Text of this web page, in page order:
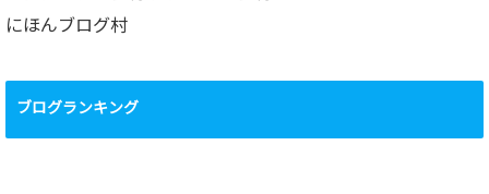
にほんブログ村
ブログランキング